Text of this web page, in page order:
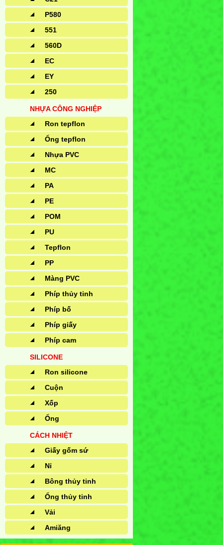
P580
551
560D
EC
EY
250
NHỰA CÔNG NGHIỆP
Ron tepflon
Ống tepflon
Nhựa PVC
MC
PA
PE
POM
PU
Tepflon
PP
Màng PVC
Phíp thủy tinh
Phíp bố
Phíp giấy
Phíp cam
SILICONE
Ron silicone
Cuộn
Xốp
Ống
CÁCH NHIỆT
Giấy gốm sứ
Nỉ
Bông thủy tinh
Ống thủy tinh
Vải
Amiăng